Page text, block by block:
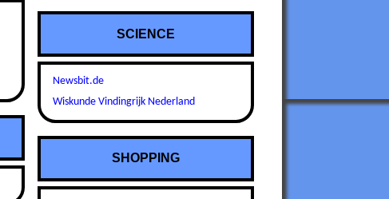
SCIENCE
Newsbit.de
Wiskunde Vindingrijk Nederland
SHOPPING